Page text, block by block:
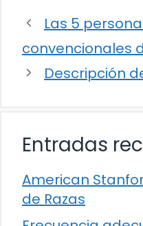
Las 5
convencionales
Descripción
Entradas
American
de Razas